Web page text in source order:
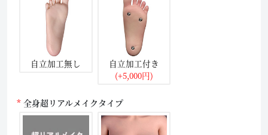
自立加工無し
自立加工付き
(+5,000円)
全身超リアルメイクタイプ